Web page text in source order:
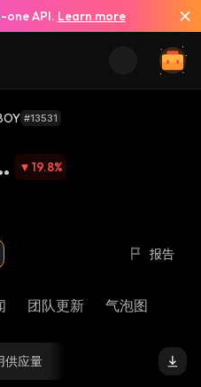
one API. Learn more
#13531
19.8%
报告
团队更新 气泡图
供应量